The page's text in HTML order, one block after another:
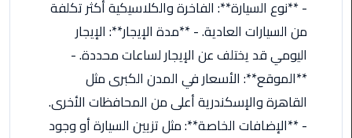
ليموزين
الساحل
الشمالي
ليموزين
- **نوع السيارة**: الفاخرة والكلاسيكية أكثر تكلفة
من السيارات العادية. - **مدة الإيجار**: الإيجار
اليومي قد يختلف عن الإيجار لساعات محددة. -
**الموقع**: الأسعار في المدن الكبرى مثل
القاهرة والإسكندرية أعلى من المحافظات الأخرى.
- **الإضافات الخاصة**: مثل تزيين السيارة أو وجود